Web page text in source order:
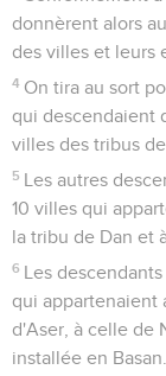
donnèrent alors
des villes et leurs
4 On tira au sort
qui descendaient
villes des tribus
5 Les autres
10 villes qui
la tribu de Dan et
6 Les
qui appartenaient
d'Aser, à celle de
installée en Basan.